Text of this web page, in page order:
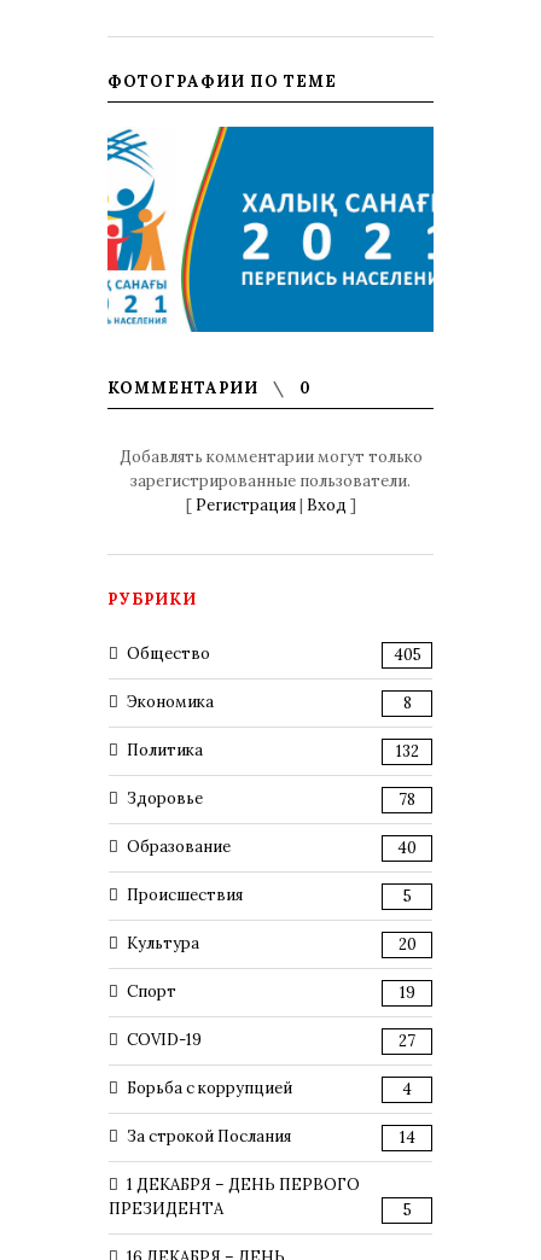
ФОТОГРАФИИ ПО ТЕМЕ
КОММЕНТАРИИ 0
Добавлять комментарии могут только
зарегистрированные пользователи.
[ Регистрация| Вход ]
РУБРИКИ
Общество 405
Экономика 8
Политика 132
Здоровье 78
Образование 40
Происшествия 5
Культура 20
Спорт 19
COVID-19 27
Борьба с коррупцией 4
За строкой Послания 14
1 ДЕКАБРЯ – ДЕНЬ ПЕРВОГО
ПРЕЗИДЕНТА
5